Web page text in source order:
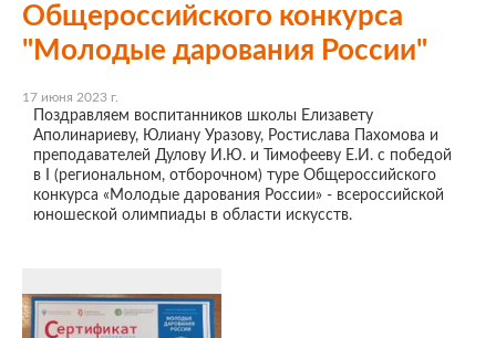
Общероссийского конкурса
"Молодые дарования России"
17 июня 2023 г.
Поздравляем воспитанников школы Елизавету
Аполинариеву, Юлиану Уразову, Ростислава Пахомова и
преподавателей Дулову И.Ю. и Тимофееву Е.И. с победой
в I (региональном, отборочном) туре Общероссийского
конкурса «Молодые дарования России» - всероссийской
юношеской олимпиады в области искусств.